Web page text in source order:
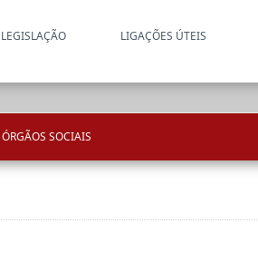
LEGISLAÇÃO LIGAÇÕES ÚTEIS
ÓRGÃOS SOCIAIS